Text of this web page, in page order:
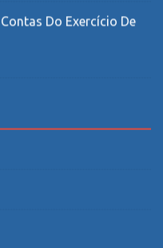
Do Exercício De